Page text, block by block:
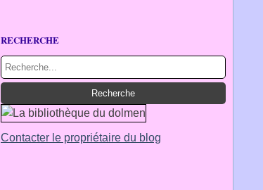
RECHERCHE
Contacter le propriétaire du blog